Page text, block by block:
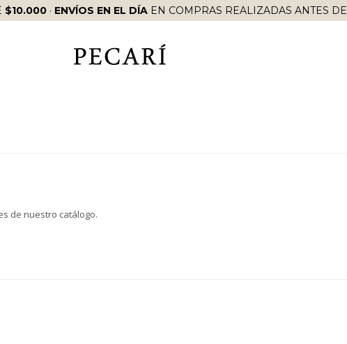
$10.000· ENVÍOS EN EL DÍAEN COMPRAS REALIZADAS ANTES DE
de nuestro catálogo.